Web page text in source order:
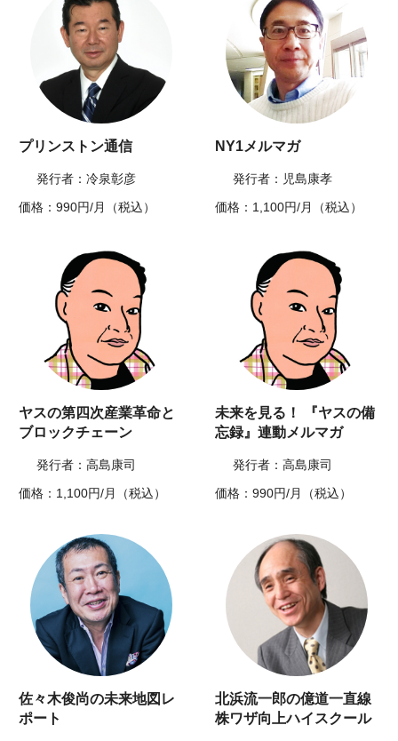
プリンストン通信
発行者：冷泉彰彦
価格：990円/月（税込）
NY1メルマガ
発行者：児島康孝
価格：1,100円/月（税込）
ヤスの第四次産業革命と
ブロックチェーン
発行者：高島康司
価格：1,100円/月（税込）
未来を見る！ 『ヤスの備
忘録』連動メルマガ
発行者：高島康司
価格：990円/月（税込）
佐々木俊尚の未来地図レ
ポート
北浜流一郎の億道一直線
株ワザ向上ハイスクール